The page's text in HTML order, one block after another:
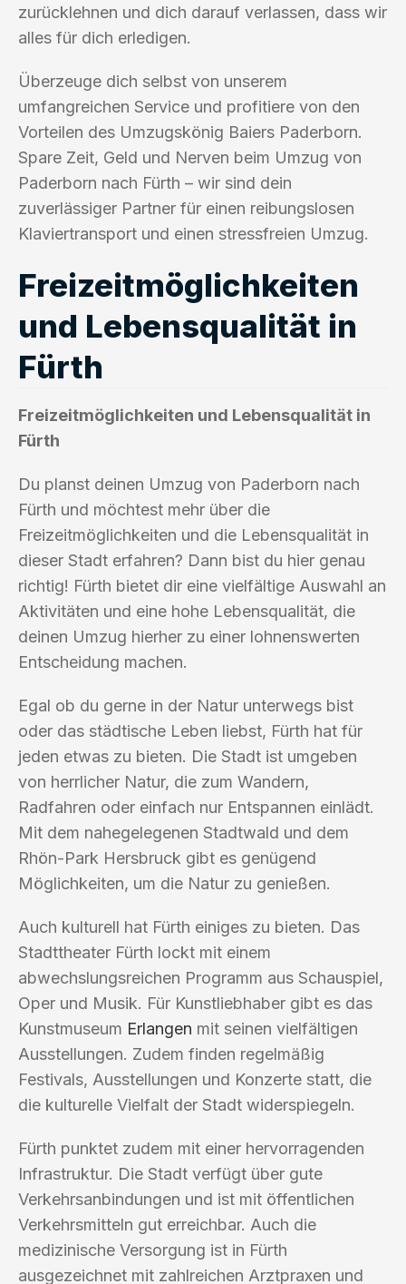
zurücklehnen und dich darauf verlassen, dass wir
alles für dich erledigen.
Überzeuge dich selbst von unserem
umfangreichen Service und profitiere von den
Vorteilen des Umzugskönig Baiers Paderborn.
Spare Zeit, Geld und Nerven beim Umzug von
Paderborn nach Fürth – wir sind dein
zuverlässiger Partner für einen reibungslosen
Klaviertransport und einen stressfreien Umzug.
Freizeitmöglichkeiten
und Lebensqualität in
Fürth
Freizeitmöglichkeiten und Lebensqualität in
Fürth
Du planst deinen Umzug von Paderborn nach
Fürth und möchtest mehr über die
Freizeitmöglichkeiten und die Lebensqualität in
dieser Stadt erfahren? Dann bist du hier genau
richtig! Fürth bietet dir eine vielfältige Auswahl an
Aktivitäten und eine hohe Lebensqualität, die
deinen Umzug hierher zu einer lohnenswerten
Entscheidung machen.
Egal ob du gerne in der Natur unterwegs bist
oder das städtische Leben liebst, Fürth hat für
jeden etwas zu bieten. Die Stadt ist umgeben
von herrlicher Natur, die zum Wandern,
Radfahren oder einfach nur Entspannen einlädt.
Mit dem nahegelegenen Stadtwald und dem
Rhön-Park Hersbruck gibt es genügend
Möglichkeiten, um die Natur zu genießen.
Auch kulturell hat Fürth einiges zu bieten. Das
Stadttheater Fürth lockt mit einem
abwechslungsreichen Programm aus Schauspiel,
Oper und Musik. Für Kunstliebhaber gibt es das
Kunstmuseum Erlangen mit seinen vielfältigen
Ausstellungen. Zudem finden regelmäßig
Festivals, Ausstellungen und Konzerte statt, die
die kulturelle Vielfalt der Stadt widerspiegeln.
Fürth punktet zudem mit einer hervorragenden
Infrastruktur. Die Stadt verfügt über gute
Verkehrsanbindungen und ist mit öffentlichen
Verkehrsmitteln gut erreichbar. Auch die
medizinische Versorgung ist in Fürth
ausgezeichnet mit zahlreichen Arztpraxen und